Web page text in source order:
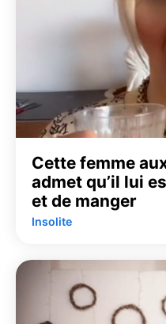
Cette femme
admet qu’il lui
et de manger
Insolite